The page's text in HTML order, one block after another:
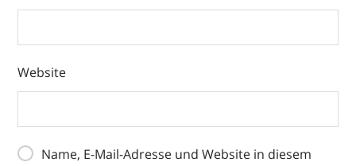
Website
Name, E-Mail-Adresse und Website in diesem